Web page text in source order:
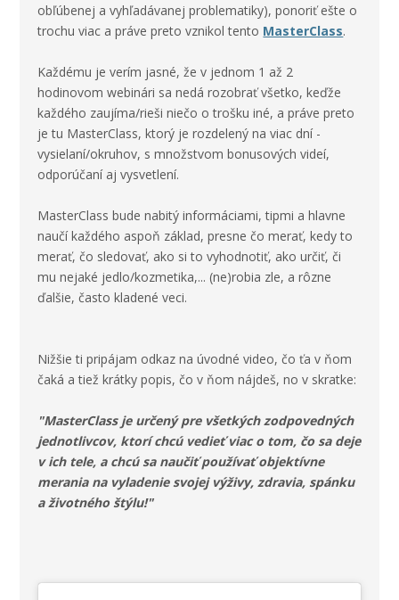
obľúbenej a vyhľadávanej problematiky), ponoriť ešte o
trochu viac a práve preto vznikol tento MasterClass.
Každému je verím jasné, že v jednom 1 až 2
hodinovom webinári sa nedá rozobrať všetko, keďže
každého zaujíma/rieši niečo o trošku iné, a práve preto
je tu MasterClass, ktorý je rozdelený na viac dní -
vysielaní/okruhov, s množstvom bonusových videí,
odporúčaní aj vysvetlení.
MasterClass bude nabitý informáciami, tipmi a hlavne
naučí každého aspoň základ, presne čo merať, kedy to
merať, čo sledovať, ako si to vyhodnotiť, ako určiť, či
mu nejaké jedlo/kozmetika,... (ne)robia zle, a rôzne
ďalšie, často kladené veci.
Nižšie ti pripájam odkaz na úvodné video, čo ťa v ňom
čaká a tiež krátky popis, čo v ňom nájdeš, no v skratke:
"MasterClass je určený pre všetkých zodpovedných
jednotlivcov, ktorí chcú vedieť viac o tom, čo sa deje
v ich tele, a chcú sa naučiť používať objektívne
merania na vyladenie svojej výživy, zdravia, spánku
a životného štýlu!"